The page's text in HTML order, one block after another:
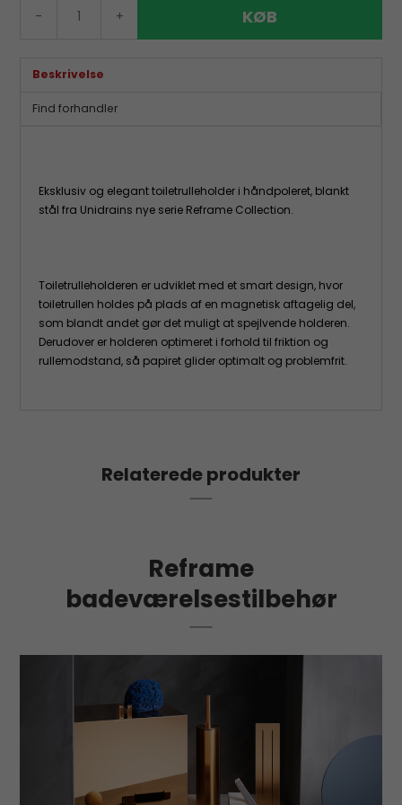
- + KØB
Beskrivelse
Find forhandler
Eksklusiv og elegant toiletrulleholder i håndpoleret, blankt
stål fra Unidrains nye serie Reframe Collection.
Toiletrulleholderen er udviklet med et smart design, hvor
toiletrullen holdes på plads af en magnetisk aftagelig del,
som blandt andet gør det muligt at spejlvende holderen.
Derudover er holderen optimeret i forhold til friktion og
rullemodstand, så papiret glider optimalt og problemfrit.
Relaterede produkter
Reframe
badeværelsestilbehør